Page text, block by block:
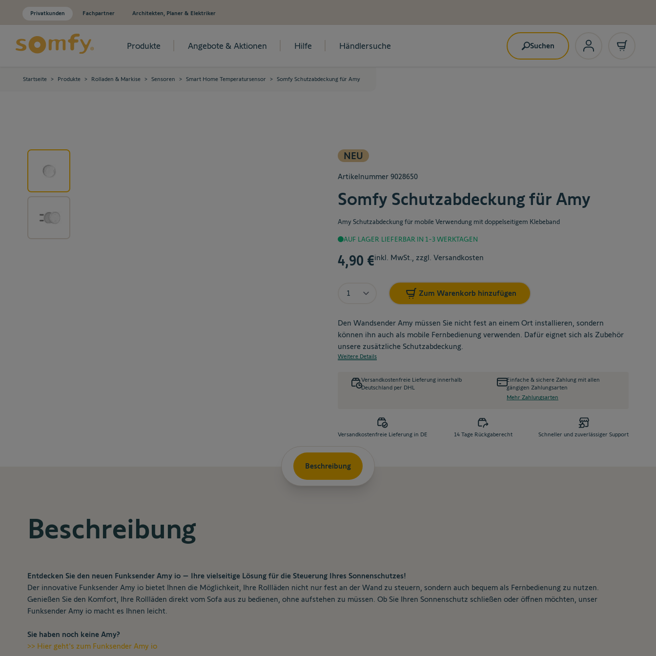
Privatkunden Fachpartner Architekten, Planer & Elektriker
Produkte Angebote & Aktionen Hilfe Händlersuche Suchen
Startseite > Produkte > Rolladen & Markise > Sensoren > Smart Home Temperatursensor > Somfy Schutzabdeckung für Amy
NEU
Artikelnummer 9028650
Somfy Schutzabdeckung für Amy
Amy Schutzabdeckung für mobile Verwendung mit doppelseitigem Klebeband
AUF LAGER LIEFERBAR IN 1-3 WERKTAGEN
4,90 €inkl. MwSt., zzgl. Versandkosten
Zum Warenkorb hinzufügen
Den Wandsender Amy müssen Sie nicht fest an einem Ort installieren, sondern
können ihn auch als mobile Fernbedienung verwenden. Dafür eignet sich als Zubehör
unsere zusätzliche Schutzabdeckung.
Weitere Details
Versandkostenfreie Lieferung innerhalb
Deutschland per DHL
Einfache & sichere Zahlung mit allen
gängigen Zahlungsarten
Mehr Zahlungsarten
Versandkostenfreie Lieferung in DE 14 Tage Rückgaberecht Schneller und zuverlässiger Support
Beschreibung
Beschreibung
Entdecken Sie den neuen Funksender Amy io – Ihre vielseitige Lösung für die Steuerung Ihres Sonnenschutzes!
Der innovative Funksender Amy io bietet Ihnen die Möglichkeit, Ihre Rollläden nicht nur fest an der Wand zu steuern, sondern auch bequem als Fernbedienung zu nutzen.
Genießen Sie den Komfort, Ihre Rollläden direkt vom Sofa aus zu bedienen, ohne aufstehen zu müssen. Ob Sie Ihren Sonnenschutz schließen oder öffnen möchten, unser
Funksender Amy io macht es Ihnen leicht.
Sie haben noch keine Amy?
>> Hier geht's zum Funksender Amy io